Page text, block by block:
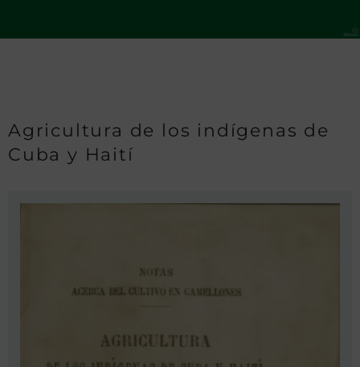
Agricultura de los indígenas de
Cuba y Haití